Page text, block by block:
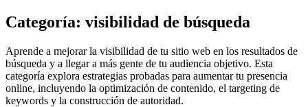
Categoría: visibilidad de búsqueda
Aprende a mejorar la visibilidad de tu sitio web en los resultados de
búsqueda y a llegar a más gente de tu audiencia objetivo. Esta
categoría explora estrategias probadas para aumentar tu presencia
online, incluyendo la optimización de contenido, el targeting de
keywords y la construcción de autoridad.